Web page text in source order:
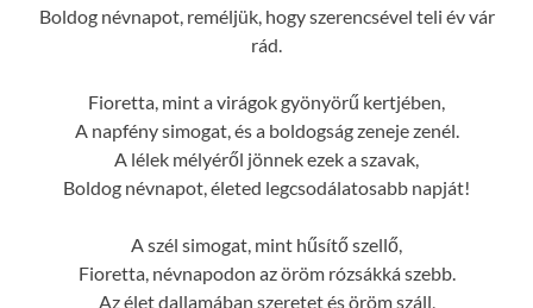
Boldog névnapot, reméljük, hogy szerencsével teli év vár
rád.
Fioretta, mint a virágok gyönyörű kertjében,
A napfény simogat, és a boldogság zeneje zenél.
A lélek mélyéről jönnek ezek a szavak,
Boldog névnapot, életed legcsodálatosabb napját!
A szél simogat, mint hűsítő szellő,
Fioretta, névnapodon az öröm rózsákká szebb.
Az élet dallamában szeretet és öröm száll,